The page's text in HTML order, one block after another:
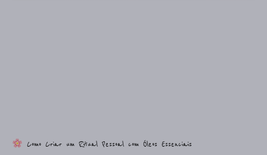
Como Criar um Ritual Pessoal com Óleos Essenciais